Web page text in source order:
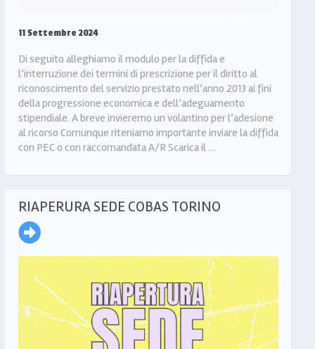
11 Settembre 2024
Di seguito alleghiamo il modulo per la diffida e
l’interruzione dei termini di prescrizione per il diritto al
riconoscimento del servizio prestato nell’anno 2013 ai fini
della progressione economica e dell’adeguamento
stipendiale. A breve invieremo un volantino per l’adesione
al ricorso Comunque riteniamo importante inviare la diffida
con PEC o con raccomandata A/R Scarica il …
RIAPERURA SEDE COBAS TORINO